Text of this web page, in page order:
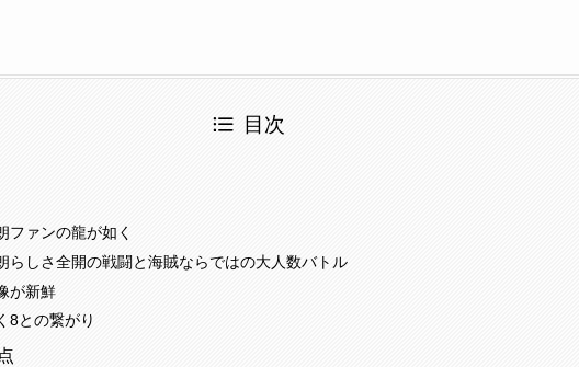
目次
ファンの龍が如く
らしさ全開の戦闘と海賊ならではの大人数バトル
が新鮮
8との繋がり